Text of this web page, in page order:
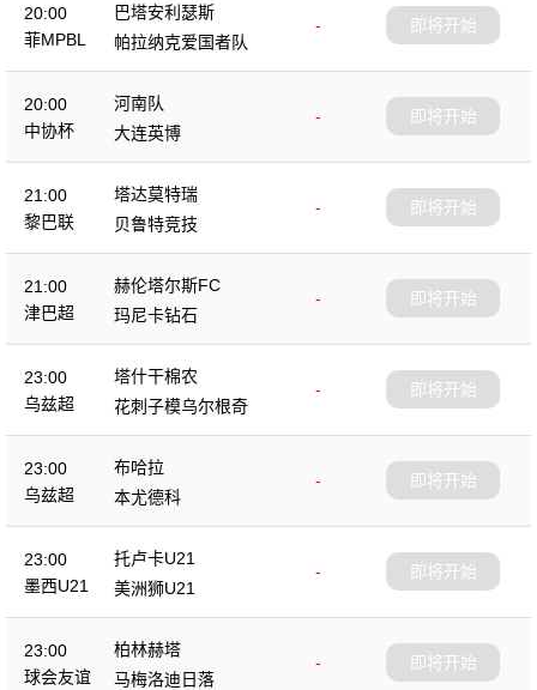
20:00
菲MPBL
巴塔安利瑟斯
-
帕拉纳克爱国者队
即将开始
20:00
中协杯
河南队
-
大连英博
即将开始
21:00
黎巴联
塔达莫特瑞
-
贝鲁特竞技
即将开始
21:00
津巴超
赫伦塔尔斯FC
-
玛尼卡钻石
即将开始
23:00
乌兹超
塔什干棉农
-
花刺子模乌尔根奇
即将开始
23:00
乌兹超
布哈拉
-
本尤德科
即将开始
23:00
墨西U21
托卢卡U21
-
美洲狮U21
即将开始
23:00
球会友谊
柏林赫塔
-
马梅洛迪日落
即将开始